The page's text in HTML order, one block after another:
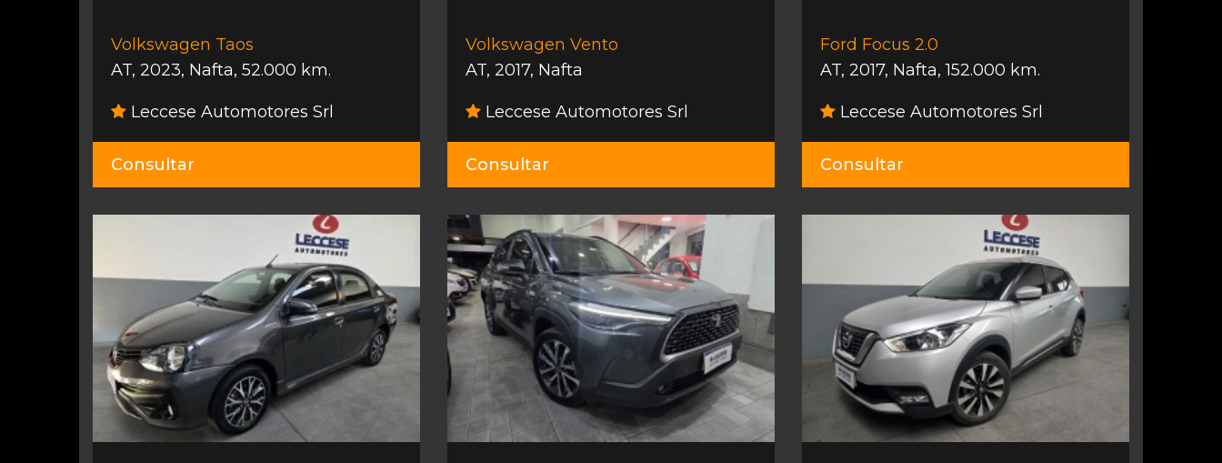
Volkswagen Taos
AT, 2023, Nafta, 52.000 km.
Leccese Automotores Srl
Consultar
Volkswagen Vento
AT, 2017, Nafta
Leccese Automotores Srl
Consultar
Ford Focus 2.0
AT, 2017, Nafta,152.000 km.
Leccese Automotores Srl
Consultar